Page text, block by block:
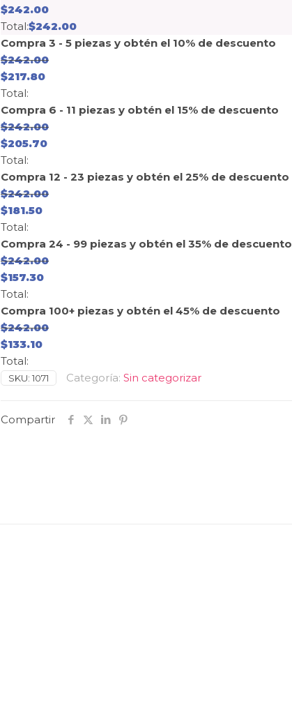
$242.00
Total:$242.00
Compra 3 - 5 piezas y obtén el 10% de descuento
$242.00
$217.80
Total:
Compra 6 - 11 piezas y obtén el 15% de descuento
$242.00
$205.70
Total:
Compra 12 - 23 piezas y obtén el 25% de descuento
$242.00
$181.50
Total:
Compra 24 - 99 piezas y obtén el 35% de descuento
$242.00
$157.30
Total:
Compra 100+ piezas y obtén el 45% de descuento
$242.00
$133.10
Total:
SKU: 1071 Categoría: Sin categorizar
Compartir